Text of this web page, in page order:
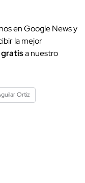
en Google News y
la mejor
gratisa nuestro
Ortiz